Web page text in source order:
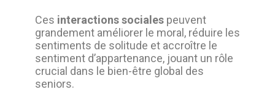
Ces interactions socialespeuvent
grandement améliorer le moral, réduire les
sentiments de solitude et accroître le
sentiment d’appartenance, jouant un rôle
crucial dans le bien-être global des
seniors.